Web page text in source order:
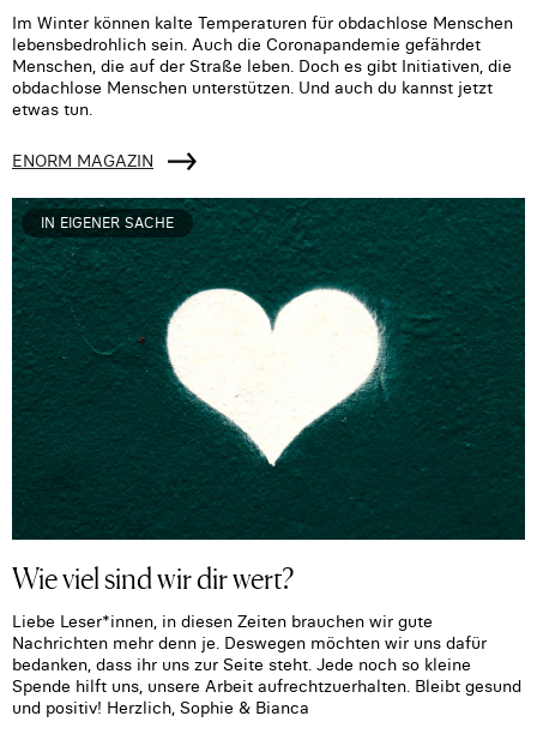
Im Winter können kalte Temperaturen für obdachlose Menschen
lebensbedrohlich sein. Auch die Coronapandemie gefährdet
Menschen, die auf der Straße leben. Doch es gibt Initiativen, die
obdachlose Menschen unterstützen. Und auch du kannst jetzt
etwas tun.
ENORM MAGAZIN
IN EIGENER SACHE
Wie viel sind wir dir wert?
Liebe Leser*innen, in diesen Zeiten brauchen wir gute
Nachrichten mehr denn je. Deswegen möchten wir uns dafür
bedanken, dass ihr uns zur Seite steht. Jede noch so kleine
Spende hilft uns, unsere Arbeit aufrechtzuerhalten. Bleibt gesund
und positiv! Herzlich, Sophie & Bianca